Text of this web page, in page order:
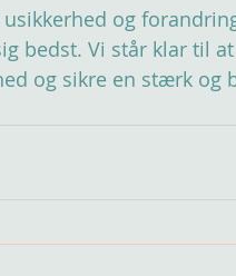
og
bedst. Vi står klar til
og sikre en stærk og